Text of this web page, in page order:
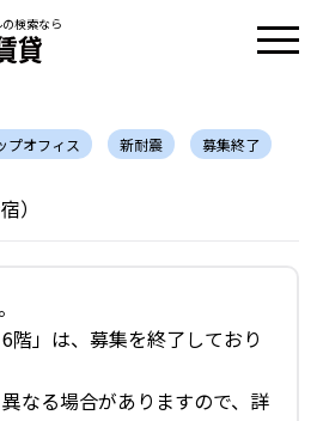
検索なら
プオフィス 新耐震 募集終了
）
階」は、募集を終了しており
なる場合がありますので、詳